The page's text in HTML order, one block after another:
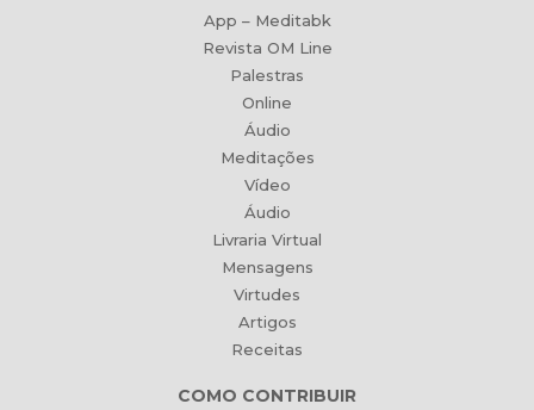
App – Meditabk
Revista OM Line
Palestras
Online
Áudio
Meditações
Vídeo
Áudio
Livraria Virtual
Mensagens
Virtudes
Artigos
Receitas
COMO CONTRIBUIR